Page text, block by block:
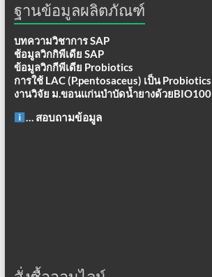
ฐานข้อมูลผลิตภัณฑ์
บทความวิชาการ SAP
ช้อมูลวิกกิพีเดีย SAP
ข้อมูลวิกกีพีเดีย Probiotics
การใช้ LAC (P.pentosaceus) เป็น Probiotics
งานวิจัย ม.ขอนแก่นบำบัดน้ำยางด้วยBIO100
… สอบถามข้อมูล